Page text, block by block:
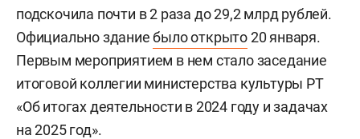
подскочила почти в 2 раза до 29,2 млрд рублей.
Официально зданиебыло открыто20 января.
Первым мероприятием в нем стало заседание
итоговой коллегии министерства культуры РТ
«Об итогах деятельности в 2024 году и задачах
на 2025 год».